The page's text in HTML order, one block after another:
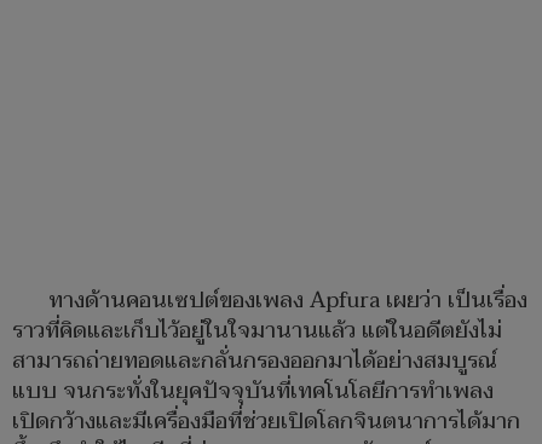
ทางด้านคอนเซปต์ของเพลง Apfura เผยว่า เป็นเรื่อง
ราวที่คิดและเก็บไว้อยู่ในใจมานานแล้ว แต่ในอดีตยังไม่
สามารถถ่ายทอดและกลั่นกรองออกมาได้อย่างสมบูรณ์
แบบ จนกระทั่งในยุคปัจจุบันที่เทคโนโลยีการทำเพลง
เปิดกว้างและมีเครื่องมือที่ช่วยเปิดโลกจินตนาการได้มาก